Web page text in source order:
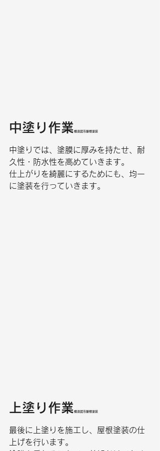
中塗り作業 横須賀市屋根塗装
中塗りでは、塗膜に厚みを持たせ、耐
久性・防水性を高めていきます。
仕上がりを綺麗にするためにも、均一
に塗装を行っていきます。
上塗り作業 横須賀市屋根塗装
最後に上塗りを施工し、屋根塗装の仕
上げを行います。